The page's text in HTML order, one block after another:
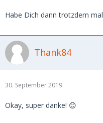
Habe Dich dann trotzdem
Thank84
30. September 2019
Okay, super danke! 😊